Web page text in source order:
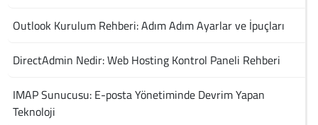
Outlook Kurulum Rehberi: Adım Adım Ayarlar ve İpuçları
DirectAdmin Nedir: Web Hosting Kontrol Paneli Rehberi
IMAP Sunucusu: E-posta Yönetiminde Devrim Yapan
Teknoloji